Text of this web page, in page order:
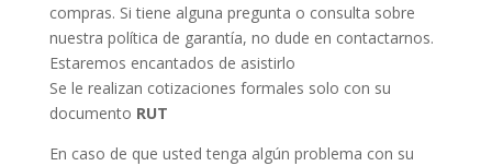
compras. Si tiene alguna pregunta o consulta sobre
nuestra política de garantía, no dude en contactarnos.
Estaremos encantados de asistirlo
Se le realizan cotizaciones formales solo con su
documento RUT
En caso de que usted tenga algún problema con su